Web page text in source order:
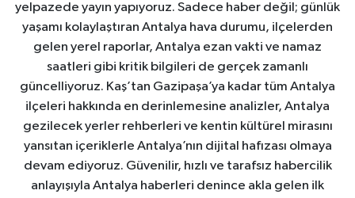
yelpazede yayın yapıyoruz. Sadece haber değil; günlük
yaşamı kolaylaştıran Antalya hava durumu, ilçelerden
gelen yerel raporlar, Antalya ezan vakti ve namaz
saatleri gibi kritik bilgileri de gerçek zamanlı
güncelliyoruz. Kaş’tan Gazipaşa’ya kadar tüm Antalya
ilçeleri hakkında en derinlemesine analizler, Antalya
gezilecek yerler rehberleri ve kentin kültürel mirasını
yansıtan içeriklerle Antalya’nın dijital hafızası olmaya
devam ediyoruz. Güvenilir, hızlı ve tarafsız habercilik
anlayışıyla Antalya haberleri denince akla gelen ilk